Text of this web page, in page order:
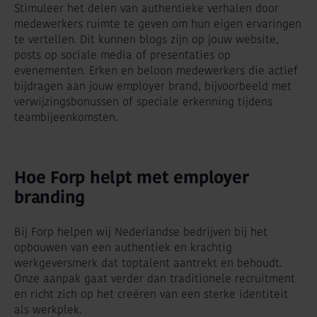
Stimuleer het delen van authentieke verhalen door
medewerkers ruimte te geven om hun eigen ervaringen
te vertellen. Dit kunnen blogs zijn op jouw website,
posts op sociale media of presentaties op
evenementen. Erken en beloon medewerkers die actief
bijdragen aan jouw employer brand, bijvoorbeeld met
verwijzingsbonussen of speciale erkenning tijdens
teambijeenkomsten.
Hoe Forp helpt met employer
branding
Bij Forp helpen wij Nederlandse bedrijven bij het
opbouwen van een authentiek en krachtig
werkgeversmerk dat toptalent aantrekt en behoudt.
Onze aanpak gaat verder dan traditionele recruitment
en richt zich op het creëren van een sterke identiteit
als werkplek.